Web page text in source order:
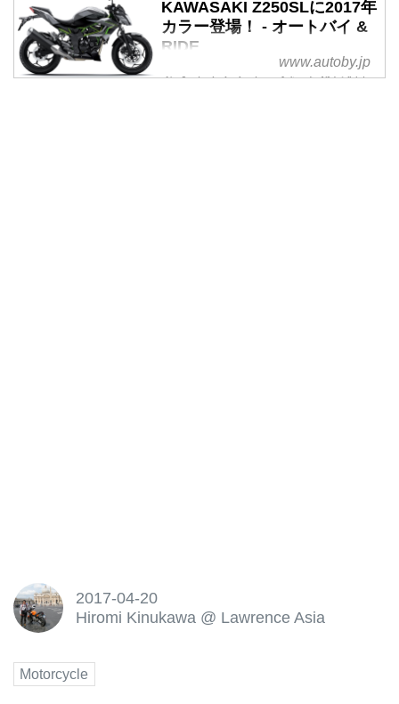
KAWASAKI Z250SLに2017年
カラー登場！ - オートバイ &
RIDE
メタリックグリーンに塗装された
www.autoby.jp
2017-04-20
Hiromi Kinukawa @ Lawrence Asia
Motorcycle